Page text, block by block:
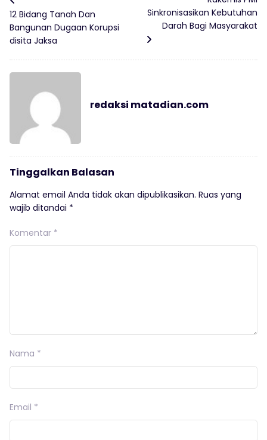
12 Bidang Tanah Dan
Bangunan Dugaan Korupsi
disita Jaksa
Sinkronisasikan Kebutuhan
Darah Bagi Masyarakat
redaksi matadian.com
Tinggalkan Balasan
Alamat email Anda tidak akan dipublikasikan. Ruas yang
wajib ditandai *
Komentar *
Nama *
Email *